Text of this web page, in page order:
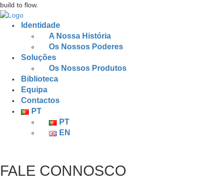
build to flow.
Identidade
A Nossa História
Os Nossos Poderes
Soluções
Os Nossos Produtos
Biblioteca
Equipa
Contactos
PT
PT
EN
FALE CONNOSCO